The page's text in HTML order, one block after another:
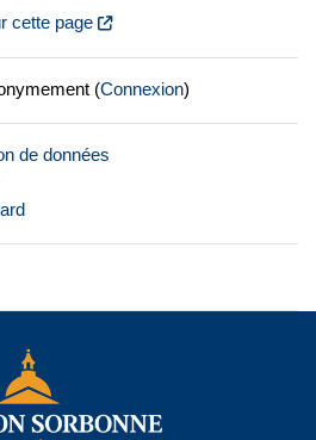
cette page
(Connexion)
de données